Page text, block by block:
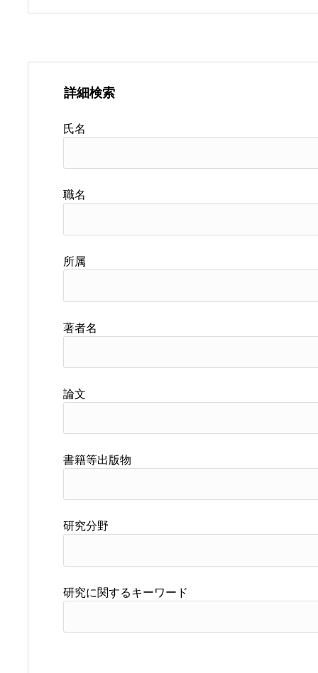
詳細検索
氏名
職名
所属
著者名
論文
書籍等出版物
研究分野
研究に関するキーワード